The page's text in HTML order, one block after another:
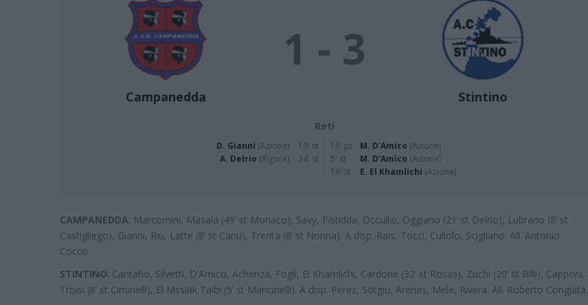
Campanedda
1 - 3
Stintino
Reti
D. Gianni (Azione)
19' st
A. Delrio (Rigore) 34' st
16' pt M. D'Amico (Azione)
5' st
M. D'Amico (Azione)
16' st
E. El Khamlichi (Azione)
CAMPANEDDA: Marcomini, Masala (49’ st Monaco), Savy, Pistidda, Occulto, Oggiano (21’ st Delrio), Lubrano (8’ st
Castigliego), Gianni, Riu, Latte (8’ st Canu), Trenta (8’ st Nonna). A disp. Rais, Tocci, Culiolo, Scigliano. All. Antonio
Cocco.
STINTINO: Cantafio, Silvetti, D’Amico, Achenza, Fogli, El Khamlichi, Cardone (32’ st Rosas), Zuchi (20’ st Billi), Capponi,
Troisi (8’ st Ciminelli), El Msslak Taibi (5’ st Mancinelli). A disp. Perez, Sotgiu, Arenas, Mele, Rivera. All. Roberto Congiata.